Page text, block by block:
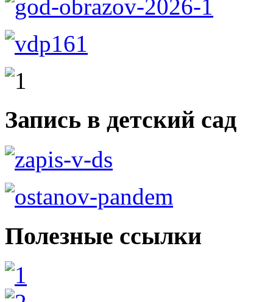
Запись в детский сад
Полезные ссылки